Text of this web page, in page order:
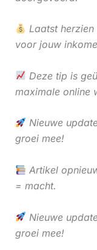
Laatst
voor jouw
Deze tip is
maximale online
Nieuwe
groei mee!
Artikel
= macht.
Nieuwe
groei mee!